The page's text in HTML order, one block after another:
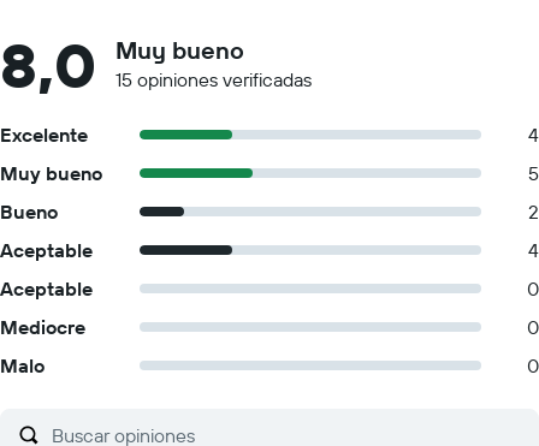
8,0 Muy bueno
15 opiniones verificadas
Excelente
4
Muy bueno
5
Bueno
2
Aceptable
4
Aceptable
0
Mediocre
0
Malo
0